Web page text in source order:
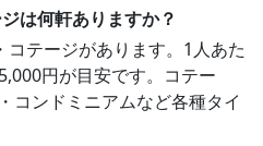
は何軒ありますか？
テージがあります。1人あた
円が目安です。コテー
コンドミニアムなど各種タイ